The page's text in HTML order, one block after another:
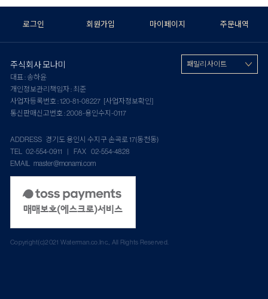
로그인 회원가입 마이페이지 주문내역
주식회사 모나미
대표 : 송하윤
개인정보관리책임자 : 최준
사업자등록번호 : 120-81-08227 [사업자정보확인]
통신판매신고번호 : 2008-용인수지-0117
ADDRESS 경기도 용인시 수지구 손곡로 17(동천동)
TEL 02-554-0911 | FAX 02-554-4828
EMAIL master@monami.com
패밀리 사이트
Copyright(c)2021 Waterman.co.Inc., All Rights Reserved.